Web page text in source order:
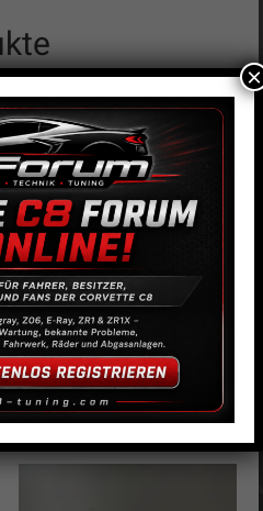
Dodson Modul Drucksteuerung
Getriebe / Kupplung
1.354,22€
×